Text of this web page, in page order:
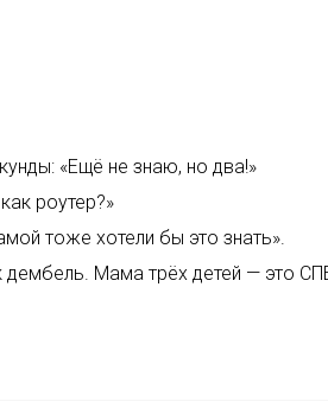
«Ещё не знаю, но два!»
роутер?»
тоже хотели бы это знать».
дембель. Мама трёх детей — это